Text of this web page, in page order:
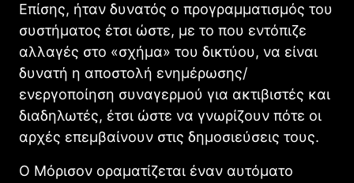
Επίσης, ήταν δυνατός ο προγραμματισμός του
συστήματος έτσι ώστε, με το που εντόπιζε
αλλαγές στο «σχήμα» του δικτύου, να είναι
δυνατή η αποστολή ενημέρωσης/
ενεργοποίηση συναγερμού για ακτιβιστές και
διαδηλωτές, έτσι ώστε να γνωρίζουν πότε οι
αρχές επεμβαίνουν στις δημοσιεύσεις τους.
Ο Μόρισον οραματίζεται έναν αυτόματο